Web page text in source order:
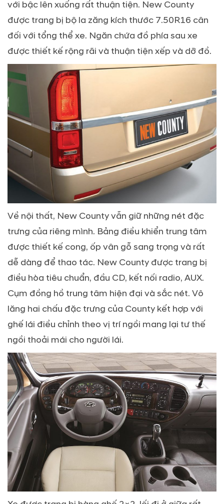
với bậc lên xuống rất thuận tiện. New County
được trang bị bộ la zăng kích thước 7.50R16 cân
đối với tổng thể xe. Ngăn chứa đồ phía sau xe
được thiết kế rộng rãi và thuận tiện xếp và dỡ đồ.
Về nội thất, New County vẫn giữ những nét đặc
trưng của riêng mình. Bảng điều khiển trung tâm
được thiết kế cong, ốp vân gỗ sang trọng và rất
dễ dàng để thao tác. New County được trang bị
điều hòa tiêu chuẩn, đầu CD, kết nối radio, AUX.
Cụm đồng hồ trung tâm hiện đại và sắc nét. Vô
lăng hai chấu đặc trưng của County kết hợp với
ghế lái điều chỉnh theo vị trí ngồi mang lại tư thế
ngồi thoải mái cho người lái.